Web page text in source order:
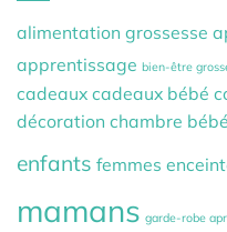
alimentation grossesse
apprentissage bien-être
cadeaux cadeaux bébé
décoration chambre bébé
enfants femmes
mamans garde-robe